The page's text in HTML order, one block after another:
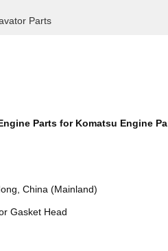
Parts
Parts for Komatsu Engine
China (Mainland)
Gasket Head